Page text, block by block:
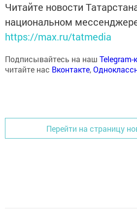
Читайте новости
национальном
https://max.ru/tatmedia
Подписывайтесь на наш Telegram-
читайте нас Вконтакте,
Перейти на страницу